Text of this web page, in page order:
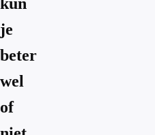
je
beter
wel
of